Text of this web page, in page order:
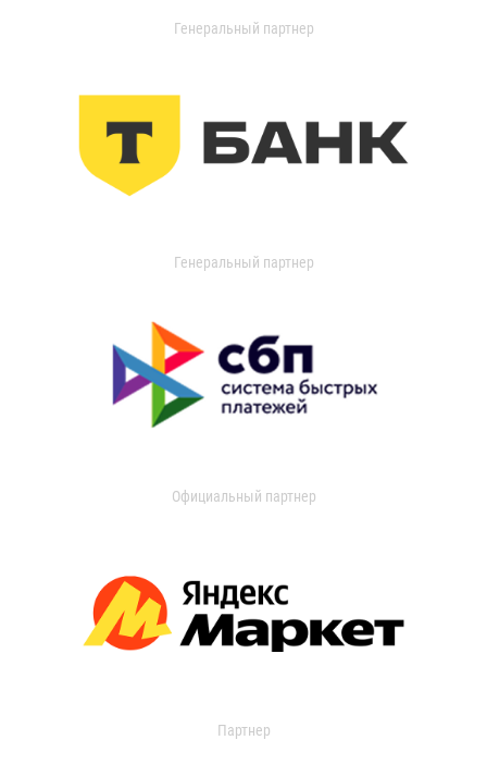
Генеральный партнер
Генеральный партнер
Официальный партнер
Партнер